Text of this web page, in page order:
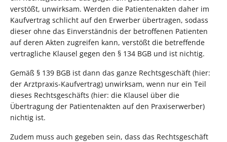
verstößt, unwirksam. Werden die Patientenakten daher im
Kaufvertrag schlicht auf den Erwerber übertragen, sodass
dieser ohne das Einverständnis der betroffenen Patienten
auf deren Akten zugreifen kann, verstößt die betreffende
vertragliche Klausel gegen den § 134 BGB und ist nichtig.
Gemäß § 139 BGB ist dann das ganze Rechtsgeschäft (hier:
der Arztpraxis-Kaufvertrag) unwirksam, wenn nur ein Teil
dieses Rechtsgeschäfts (hier: die Klausel über die
Übertragung der Patientenakten auf den Praxiserwerber)
nichtig ist.
Zudem muss auch gegeben sein, dass das Rechtsgeschäft